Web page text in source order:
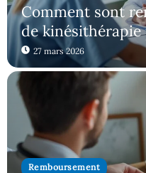
Comment sont
de
27 mars 2026
Remboursement